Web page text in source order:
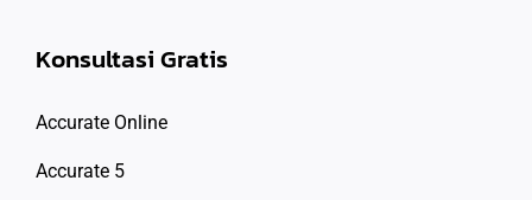
Konsultasi Gratis
Accurate Online
Accurate 5